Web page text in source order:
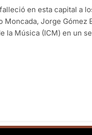
en esta capital a
Jorge Gómez
la Música (ICM) en un